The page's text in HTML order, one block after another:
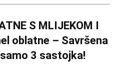
S MLIJEKOM I
oblatne – Savršena
3 sastojka!